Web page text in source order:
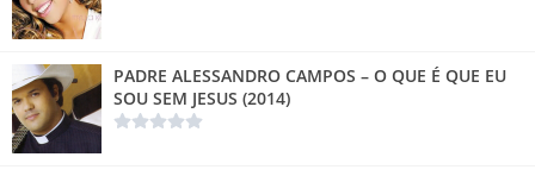
PADRE ALESSANDRO CAMPOS – O QUE É QUE EU
SOU SEM JESUS (2014)